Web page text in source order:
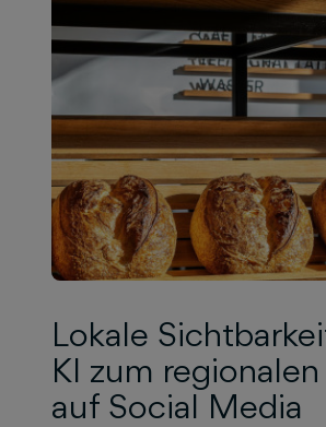
Lokale
KI zum
auf Social Media